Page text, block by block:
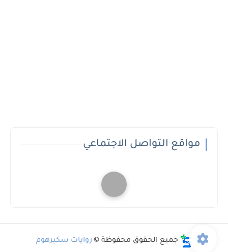
مواقع التواصل الاجتماعي
جميع الحقوق محفوظة © روايات سكيرهوم